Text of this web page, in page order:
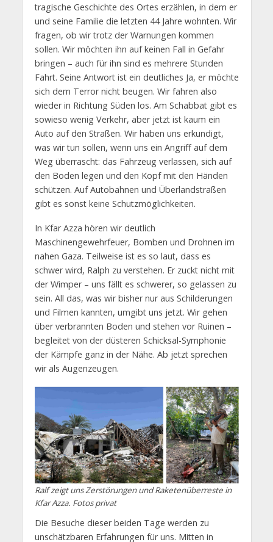
tragische Geschichte des Ortes erzählen, in dem er
und seine Familie die letzten 44 Jahre wohnten. Wir
fragen, ob wir trotz der Warnungen kommen
sollen. Wir möchten ihn auf keinen Fall in Gefahr
bringen – auch für ihn sind es mehrere Stunden
Fahrt. Seine Antwort ist ein deutliches Ja, er möchte
sich dem Terror nicht beugen. Wir fahren also
wieder in Richtung Süden los. Am Schabbat gibt es
sowieso wenig Verkehr, aber jetzt ist kaum ein
Auto auf den Straßen. Wir haben uns erkundigt,
was wir tun sollen, wenn uns ein Angriff auf dem
Weg überrascht: das Fahrzeug verlassen, sich auf
den Boden legen und den Kopf mit den Händen
schützen. Auf Autobahnen und Überlandstraßen
gibt es sonst keine Schutzmöglichkeiten.
In Kfar Azza hören wir deutlich
Maschinengewehrfeuer, Bomben und Drohnen im
nahen Gaza. Teilweise ist es so laut, dass es
schwer wird, Ralph zu verstehen. Er zuckt nicht mit
der Wimper – uns fällt es schwerer, so gelassen zu
sein. All das, was wir bisher nur aus Schilderungen
und Filmen kannten, umgibt uns jetzt. Wir gehen
über verbrannten Boden und stehen vor Ruinen –
begleitet von der düsteren Schicksal-Symphonie
der Kämpfe ganz in der Nähe. Ab jetzt sprechen
wir als Augenzeugen.
Ralf zeigt uns Zerstörungen und Raketenüberreste in
Kfar Azza. Fotos privat
Die Besuche dieser beiden Tage werden zu
unschätzbaren Erfahrungen für uns. Mitten in